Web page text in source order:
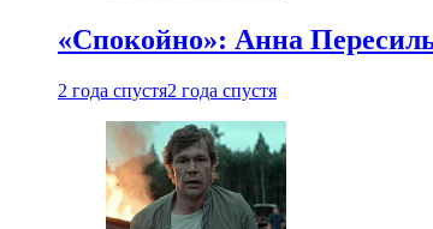
«Спокойно»: Анна
2 года спустя2 года спустя